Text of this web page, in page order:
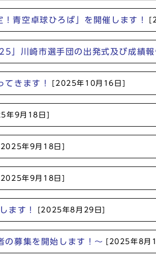
青空卓球ひろば」を開催します！
」川崎市選手団の出発式及び成績
きます！ [2025年10月16日]
年9月18日]
[2025年9月18日]
[2025年9月18日]
ます！ [2025年8月29日]
募集を開始します！～ [2025年8月